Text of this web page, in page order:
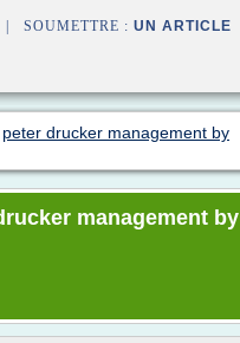
| SOUMETTRE : UN ARTICLE
peter drucker management by
management by